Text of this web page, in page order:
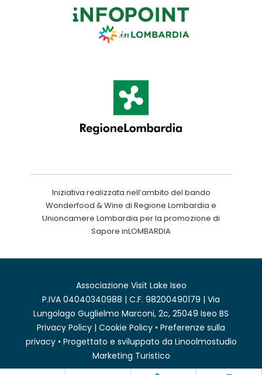
Iniziativa realizzata nell’ambito del bando
Wonderfood & Wine di Regione Lombardia e
Unioncamere Lombardia per la promozione di
Sapore inLOMBARDIA
Associazione Visit Lake Iseo
P.IVA 04040340988 | C.F. 98200490179 | Via
Lungolago Guglielmo Marconi, 2c, 25049 Iseo BS
Privacy Policy | Cookie Policy • Preferenze sulla
privacy• Progettato e sviluppato da Linoolmostudio
Marketing Turistico